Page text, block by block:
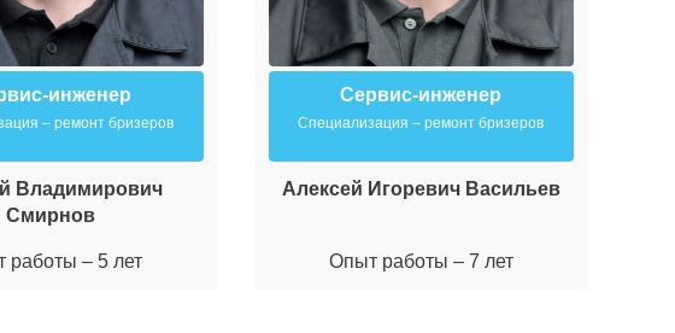
инженер
– ремонт бризеров
Владимирович
Смирнов
работы – 5 лет
Сервис-инженер
Специализация – ремонт бризеров
Алексей Игоревич Васильев
Опыт работы – 7 лет